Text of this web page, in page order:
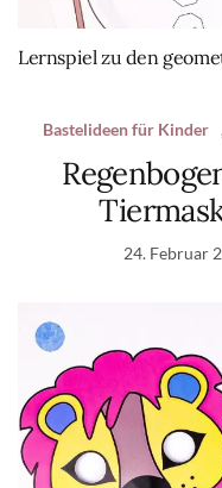
Lernspiel zu den
Bastelideen für Kinder
24. Februar